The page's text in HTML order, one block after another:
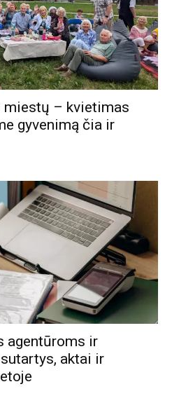
miestų – kvietimas
gyvenimą čia ir
agentūroms ir
aktai ir